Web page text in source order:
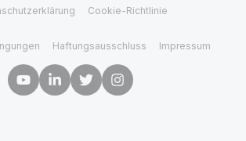
Cookie-Richtlinie
Haftungsausschluss Impressum